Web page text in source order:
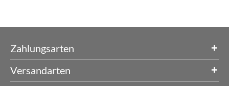
Zahlungsarten
Versandarten